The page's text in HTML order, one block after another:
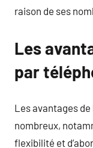
raison de ses
Les
par
Les avantages
nombreux,
flexibilité et